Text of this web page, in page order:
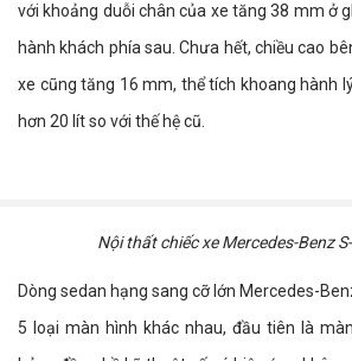
với khoảng duỗi chân của xe tăng 38 mm ở
hành khách phía sau. Chưa hết, chiều cao
xe cũng tăng 16 mm, thể tích khoang hành
hơn 20 lít so với thế hệ cũ.
Nội thất chiếc xe Mercedes-Benz
Dòng sedan hạng sang cỡ lớn Mercedes-
5 loại màn hình khác nhau, đầu tiên là